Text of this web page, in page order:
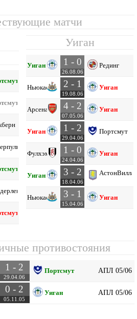
матчи
Уиган
Уиган 1 - 0
26.08.06
Рединг
Ньюкасл 2 - 1
19.08.06
Уиган
Арсенал 4 - 2
07.05.06
Уиган
Уиган 1 - 2
29.04.06
Портсмут
Фулхэм 1 - 0
24.04.06
Уиган
Уиган 3 - 2
18.04.06
АстонВилла
Ньюкасл 3 - 1
15.04.06
Уиган
противостояния
1 - 2
29.04.06
Портсмут АПЛ 05/06
0 - 2
05.11.05
Уиган АПЛ 05/06